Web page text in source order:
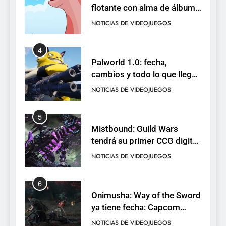
flotante con alma de álbum
de cromos
NOTICIAS DE VIDEOJUEGOS
4
Palworld 1.0: fecha,
cambios y todo lo que llega
con el lanzamiento
NOTICIAS DE VIDEOJUEGOS
5
Mistbound: Guild Wars
tendrá su primer CCG digital
para PC y móviles
NOTICIAS DE VIDEOJUEGOS
6
Onimusha: Way of the Sword
ya tiene fecha: Capcom
lanza demo gratuita y abre
NOTICIAS DE VIDEOJUEGOS